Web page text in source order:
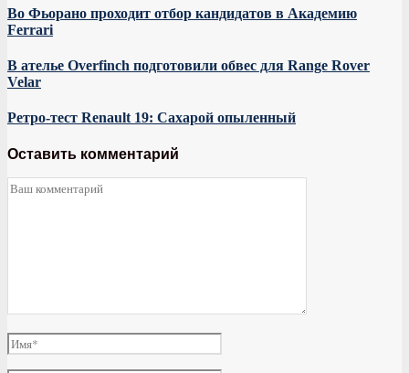
Во Фьорано проходит отбор кандидатов в Академию
Ferrari
В ателье Overfinch подготовили обвес для Range Rover
Velar
Ретро-тест Renault 19: Сахарой опыленный
Оставить комментарий